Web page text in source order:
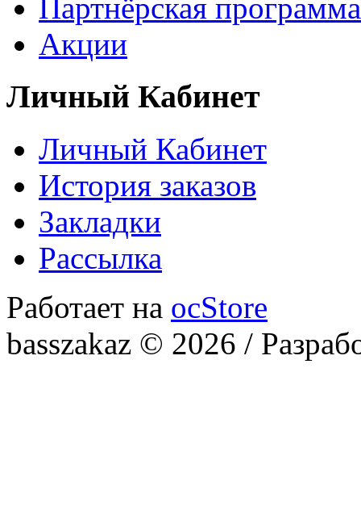
Партнёрская программа
Акции
Личный Кабинет
Личный Кабинет
История заказов
Закладки
Рассылка
Работает на ocStore
basszakaz © 2026 /